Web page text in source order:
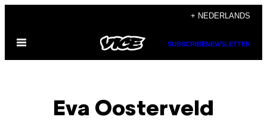
de
+ NEDERLANDS
Open
SUBSCRIBENEWSLETTER
Eva Oosterveld